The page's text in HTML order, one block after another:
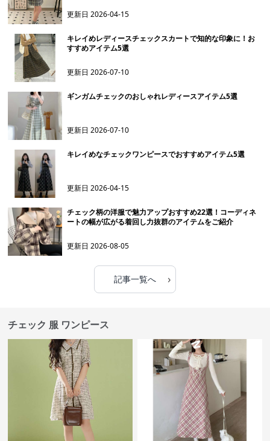
更新日2026-04-15
キレイめレディースチェックスカートで知的な印象に！お
すすめアイテム5選
更新日2026-07-10
ギンガムチェックのおしゃれレディースアイテム5選
更新日2026-07-10
キレイめなチェックワンピースでおすすめアイテム5選
更新日2026-04-15
チェック柄の洋服で魅力アップおすすめ22選！コーディネ
ートの幅が広がる着回し力抜群のアイテムをご紹介
更新日2026-08-05
記事一覧へ ›
チェック 服 ワンピース